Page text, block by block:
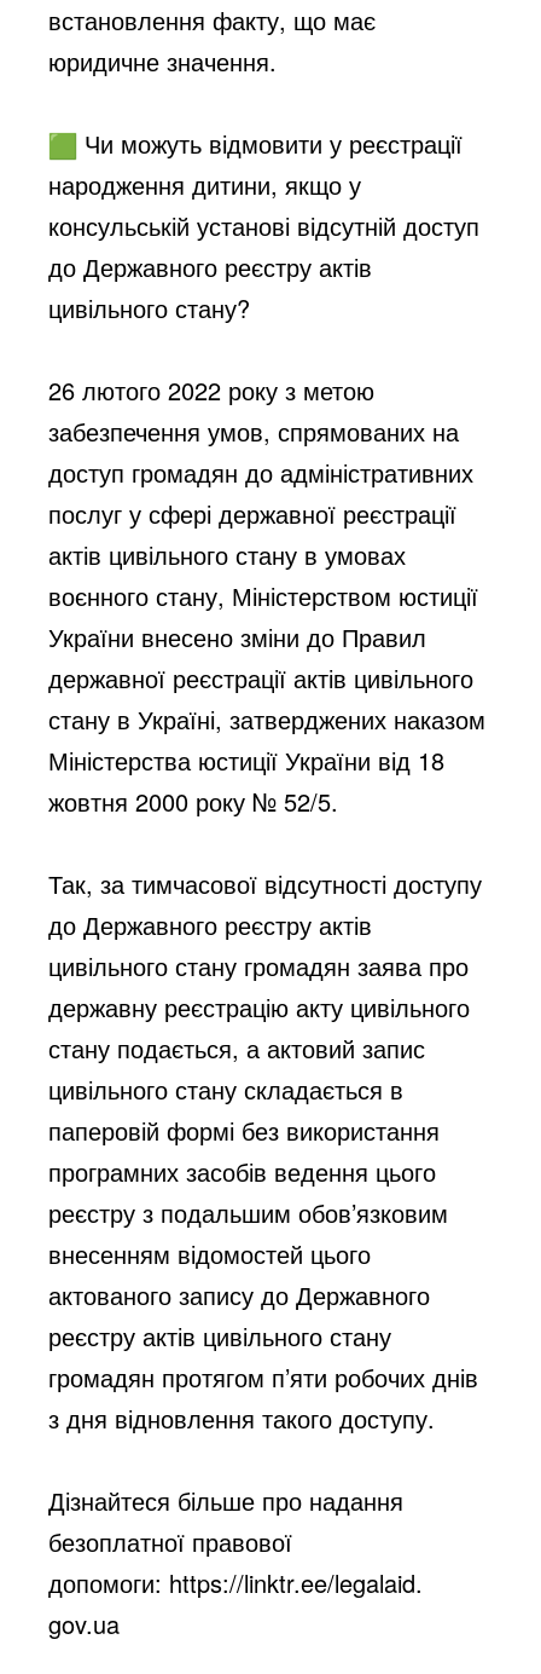
встановлення факту, що має
юридичне значення.
Чи можуть відмовити у реєстрації
народження дитини, якщо у
консульській установі відсутній доступ
до Державного реєстру актів
цивільного стану?
26 лютого 2022 року з метою
забезпечення умов, спрямованих на
доступ громадян до адміністративних
послуг у сфері державної реєстрації
актів цивільного стану в умовах
воєнного стану, Міністерством юстиції
України внесено зміни до Правил
державної реєстрації актів цивільного
стану в Україні, затверджених наказом
Міністерства юстиції України від 18
жовтня 2000 року № 52/5.
Так, за тимчасової відсутності доступу
до Державного реєстру актів
цивільного стану громадян заява про
державну реєстрацію акту цивільного
стану подається, а актовий запис
цивільного стану складається в
паперовій формі без використання
програмних засобів ведення цього
реєстру з подальшим обов’язковим
внесенням відомостей цього
актованого запису до Державного
реєстру актів цивільного стану
громадян протягом п’яти робочих днів
з дня відновлення такого доступу.
Дізнайтеся більше про надання
безоплатної правової
допомоги: https://linktr.ee/legalaid.
gov.ua